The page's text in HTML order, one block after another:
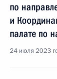
по
и
палате по
24 июля 2023